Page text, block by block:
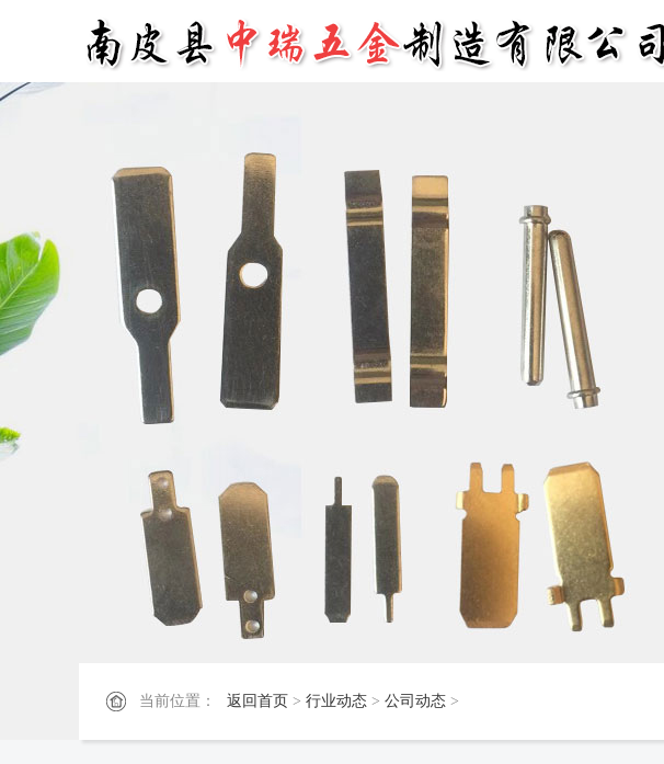
当前位置： 返回首页 > 行业动态 > 公司动态 >